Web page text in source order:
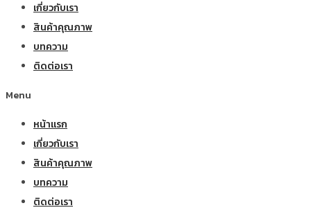
เกี่ยวกับเรา
สินค้าคุณภาพ
บทความ
ติดต่อเรา
Menu
หน้าแรก
เกี่ยวกับเรา
สินค้าคุณภาพ
บทความ
ติดต่อเรา